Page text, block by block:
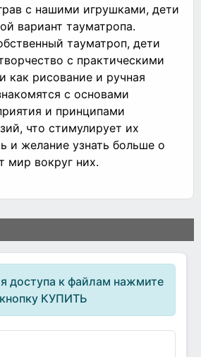
с нашими игрушками, дети
вариант тауматропа.
тауматроп, дети
с практическими
как рисование и ручная
с основами
и принципами
что стимулирует их
и желание узнать больше о
мир вокруг них.
доступа к файлам нажмите
кнопку КУПИТЬ